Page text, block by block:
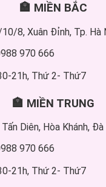
🏣 MIỀN BẮC
8, Xuân Đỉnh, Tp. Hà
970 666
21h, Thứ 2- Thứ7
🏣 MIỀN TRUNG
Diên, Hòa Khánh, Đà
970 666
21h, Thứ 2- Thứ7